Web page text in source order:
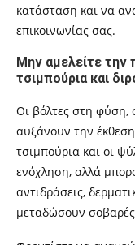
κατάσταση και να
επικοινωνίας σας.
Μην αμελείτε την
τσιμπούρια και
Οι βόλτες στη φύση,
αυξάνουν την
τσιμπούρια και οι
ενόχληση, αλλά
αντιδράσεις,
μεταδώσουν σοβαρές